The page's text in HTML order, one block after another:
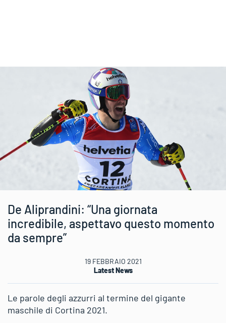
De Aliprandini: “Una giornata
incredibile, aspettavo questo momento
da sempre”
19 FEBBRAIO 2021
Latest News
Le parole degli azzurri al termine del gigante
maschile di Cortina 2021.